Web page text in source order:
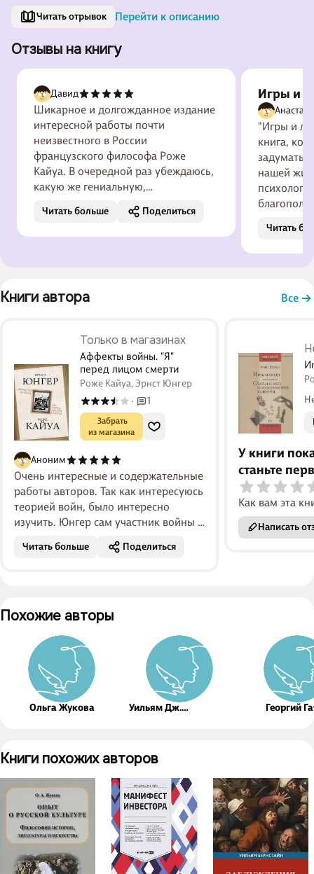
смоделировать то, что невозможно в повседневной
Читать отрывок Перейти к описанию
Отзывы на книгу
Давид
Шикарное и долгожданное издание
интересной работы почти
неизвестного в России
французского философа Роже
Кайуа. В очередной раз убеждаюсь,
какую же гениальную,
оригинальную и всегда актуальную
тему для книги выбрал автор. Ведь,
Читать больше Поделиться
Игры и
"Игры и
книга,
нашей
от ее
только
на наше
смысл
Читать
Книги автора Все
Только в магазинах
Аффекты войны. "Я"
перед лицом смерти
Роже Кайуа, Эрнст Юнгер
· 1
Забрать
из магазина
Аноним
Очень интересные и содержательные
работы авторов. Так как интересуюсь
теорией войн, было интересно
изучить. Юнгер сам участник войны и
сыграл далеко не последнюю роль в
формировании идеологии 20 века ...
Читать больше Поделиться
У книги
станьте
Как вам эта
Написать
Похожие авторы
Ольга Жукова
Уильям Дж.
Георгий
Книги похожих авторов